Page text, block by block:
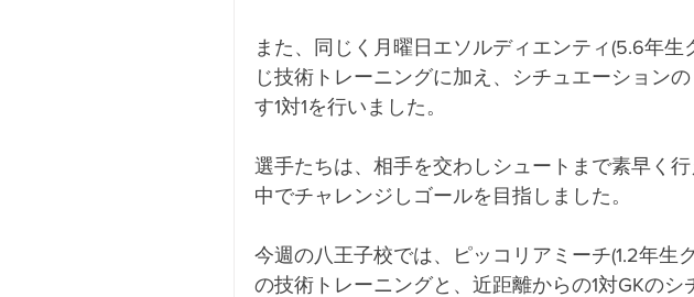
また、同じく月曜日エソルディエンティ(5.6年生
じ技術トレーニングに加え、シチュエーション
す1対1を行いました。
選手たちは、相手を交わしシュートまで素早く
中でチャレンジしゴールを目指しました。
今週の八王子校では、ピッコリアミーチ(1.2年生
の技術トレーニングと、近距離からの1対GKの